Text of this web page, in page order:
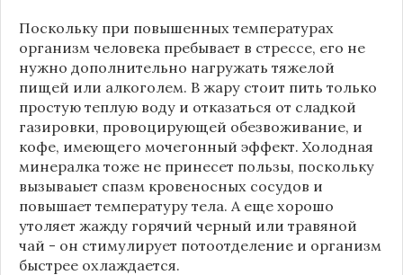
Поскольку при повышенных температурах
организм человека пребывает в стрессе, его не
нужно дополнительно нагружать тяжелой
пищей или алкоголем. В жару стоит пить только
простую теплую воду и отказаться от сладкой
газировки, провоцирующей обезвоживание, и
кофе, имеющего мочегонный эффект. Холодная
минералка тоже не принесет пользы, поскольку
вызываыет спазм кровеносных сосудов и
повышает температуру тела. А еще хорошо
утоляет жажду горячий черный или травяной
чай - он стимулирует потоотделение и организм
быстрее охлаждается.